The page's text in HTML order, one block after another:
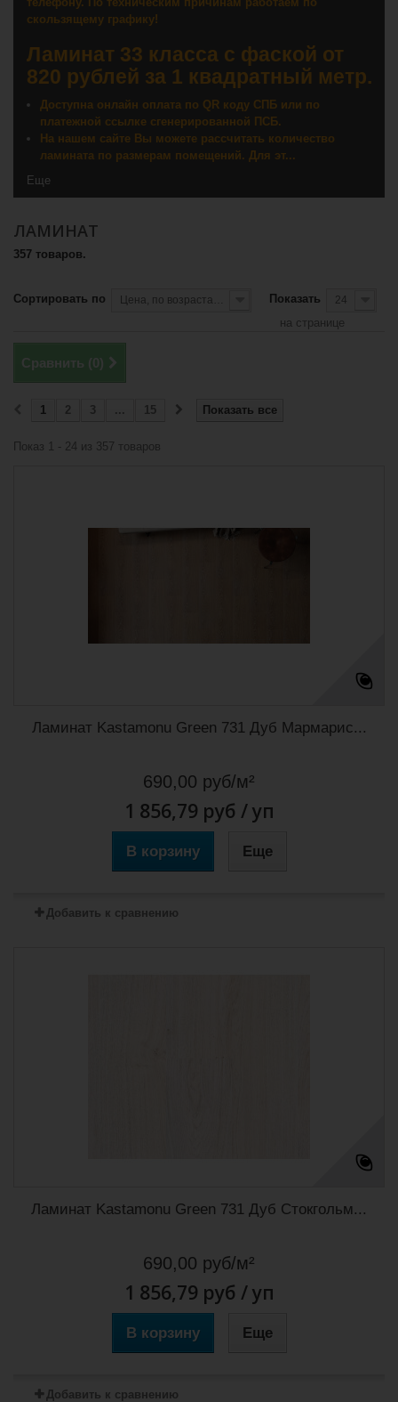
скользящему графику!
Ламинат 33 класса с фаской от
820 рублей за 1 квадратный метр.
Доступна онлайн оплата по QR коду СПБ или по
платежной ссылке сгенерированной ПСБ.
На нашем сайте Вы можете рассчитать количество
ламината по размерам помещений. Для эт...
Еще
ЛАМИНАТ
357 товаров.
Сортировать по Показать 24
на странице
Сравнить (0)
Показать все
1 2 3 ... 15
Показ 1 - 24 из 357 товаров
Ламинат Kastamonu Green 731 Дуб Мармарис...
690,00 руб/м²
1 856,79 руб / уп
В корзину Еще
Добавить к сравнению
Ламинат Kastamonu Green 731 Дуб Стокгольм...
690,00 руб/м²
1 856,79 руб / уп
В корзину Еще
Добавить к сравнению